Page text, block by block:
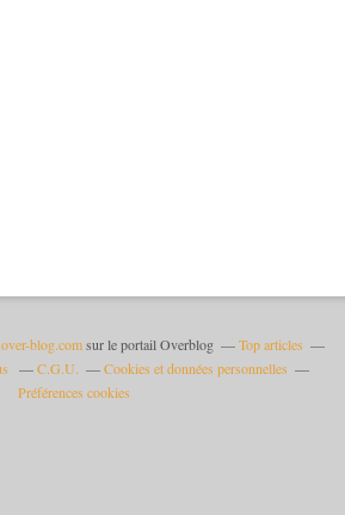
blog.comsur le portail Overblog
Top articles
C.G.U.
Cookies et données personnelles
Préférences cookies